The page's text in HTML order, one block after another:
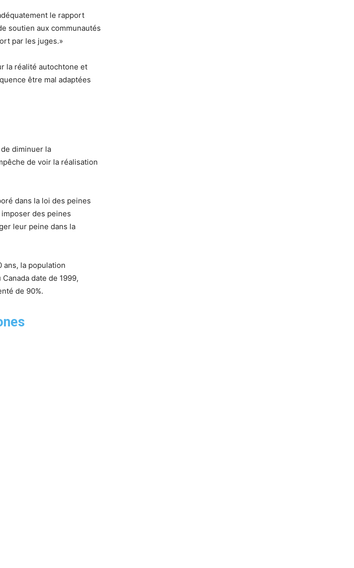
le rapport
soutien aux communautés
par les juges.»
la réalité autochtone et
être mal adaptées
diminuer la
de voir la réalisation
dans la loi des peines
des peines
leur peine dans la
ans, la population
date de 1999,
de 90%.